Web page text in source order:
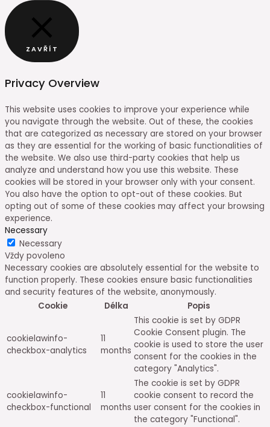
ZAVŘÍT
Privacy Overview
This website uses cookies to improve your experience while
you navigate through the website. Out of these, the cookies
that are categorized as necessary are stored on your browser
as they are essential for the working of basic functionalities of
the website. We also use third-party cookies that help us
analyze and understand how you use this website. These
cookies will be stored in your browser only with your consent.
You also have the option to opt-out of these cookies. But
opting out of some of these cookies may affect your browsing
experience.
Necessary
Necessary
Vždy povoleno
Necessary cookies are absolutely essential for the website to
function properly. These cookies ensure basic functionalities
and security features of the website, anonymously.
Cookie
Délka Popis
cookielawinfo-
checkbox-analytics
11
months
This cookie is set by GDPR
Cookie Consent plugin. The
cookie is used to store the user
consent for the cookies in the
category "Analytics".
cookielawinfo-
checkbox-functional
11
months
The cookie is set by GDPR
cookie consent to record the
user consent for the cookies in
the category "Functional".